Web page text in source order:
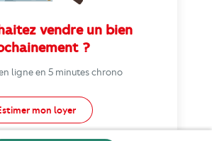
vendre un bien
?
ligne en 5 minutes chrono
mon loyer